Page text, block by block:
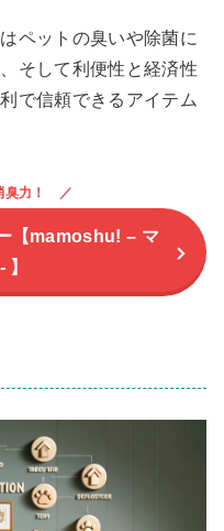
ペットの臭いや除菌に
そして利便性と経済性
で信頼できるアイテム
力！
【mamoshu! – マ